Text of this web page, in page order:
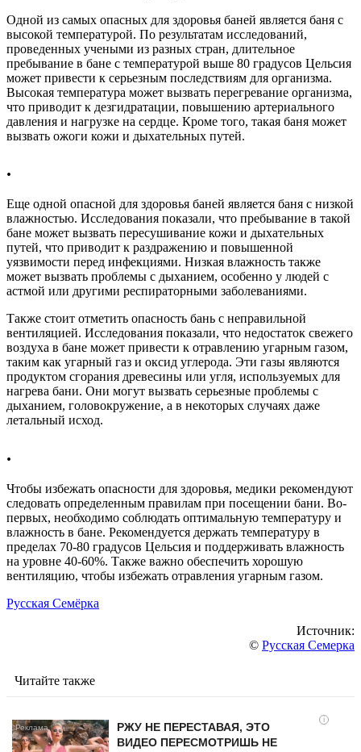
Одной из самых опасных для здоровья баней является баня с
высокой температурой. По результатам исследований,
проведенных учеными из разных стран, длительное
пребывание в бане с температурой выше 80 градусов Цельсия
может привести к серьезным последствиям для организма.
Высокая температура может вызвать перегревание организма,
что приводит к дезгидратации, повышению артериального
давления и нагрузке на сердце. Кроме того, такая баня может
вызвать ожоги кожи и дыхательных путей.
.
Еще одной опасной для здоровья баней является баня с низкой
влажностью. Исследования показали, что пребывание в такой
бане может вызвать пересушивание кожи и дыхательных
путей, что приводит к раздражению и повышенной
уязвимости перед инфекциями. Низкая влажность также
может вызвать проблемы с дыханием, особенно у людей с
астмой или другими респираторными заболеваниями.
Также стоит отметить опасность бань с неправильной
вентиляцией. Исследования показали, что недостаток свежего
воздуха в бане может привести к отравлению угарным газом,
таким как угарный газ и оксид углерода. Эти газы являются
продуктом сгорания древесины или угля, используемых для
нагрева бани. Они могут вызвать серьезные проблемы с
дыханием, головокружение, а в некоторых случаях даже
летальный исход.
.
Чтобы избежать опасности для здоровья, медики рекомендуют
следовать определенным правилам при посещении бани. Во-
первых, необходимо соблюдать оптимальную температуру и
влажность в бане. Рекомендуется держать температуру в
пределах 70-80 градусов Цельсия и поддерживать влажность
на уровне 40-60%. Также важно обеспечить хорошую
вентиляцию, чтобы избежать отравления угарным газом.
Русская Семёрка
Источник:
© Русская Семерка
Читайте также
i
РЖУ НЕ ПЕРЕСТАВАЯ, ЭТО
ВИДЕО ПЕРЕСМОТРИШЬ НЕ